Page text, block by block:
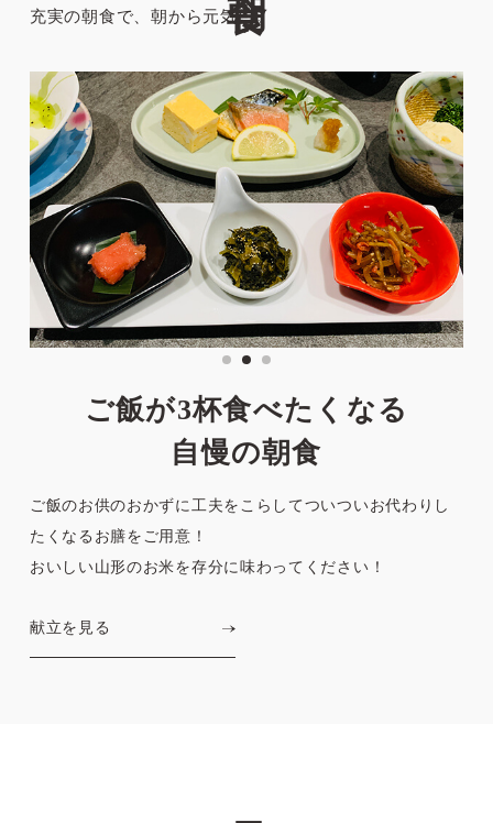
充実の朝食で、朝から元気に。
ご飯が3杯食べたくなる
自慢の朝食
ご飯のお供のおかずに工夫をこらしてついついお代わりし
たくなるお膳をご用意！
おいしい山形のお米を存分に味わってください！
献立を見る